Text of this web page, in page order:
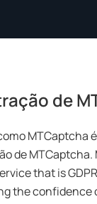
de
MTCaptcha
de MTCaptcha.
that is
the confidence